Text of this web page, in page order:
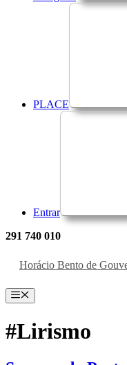
PLACE
Entrar
291 740
Horácio Bento de
Menu
#Lirismo